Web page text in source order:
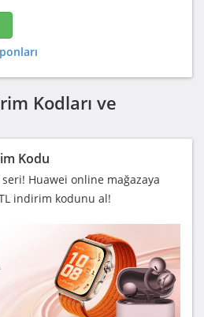
Kodları ve
Kodu
Huawei online mağazaya
indirim kodunu al!